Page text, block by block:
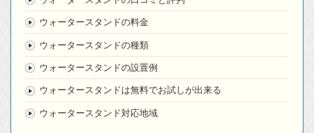
ウォータースタンドの料金
ウォータースタンドの種類
ウォータースタンドの設置例
ウォータースタンドは無料でお試しが出来る
ウォータースタンド対応地域